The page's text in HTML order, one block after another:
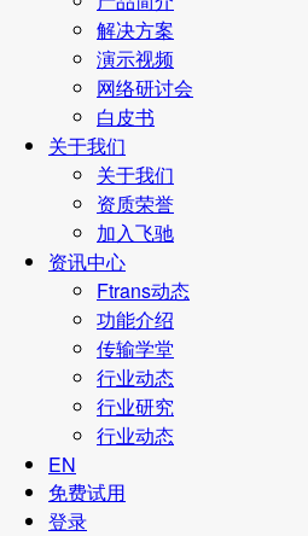
解决方案
演示视频
网络研讨会
白皮书
关于我们
关于我们
资质荣誉
加入飞驰
资讯中心
Ftrans动态
功能介绍
传输学堂
行业动态
行业研究
行业动态
EN
免费试用
登录